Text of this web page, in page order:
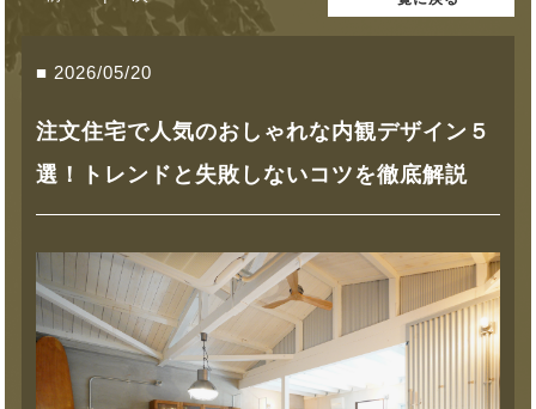
2026/05/20
注文住宅で人気のおしゃれな内観デザイン５
選！トレンドと失敗しないコツを徹底解説